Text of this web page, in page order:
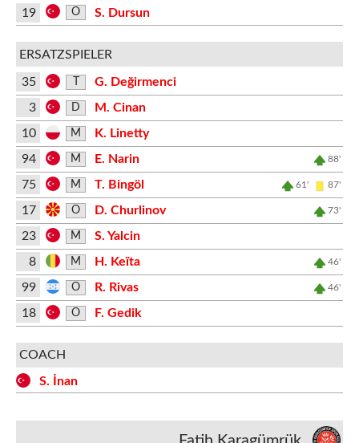
19
O S. Dursun
ERSATZSPIELER
35
G. Değirmenci
3
D
M. Cinan
10
M
K. Linetty
94
M E. Narin 88'
75 M T. Bingöl 61' 87'
17 O D. Churlinov 73'
23 M
S. Yalcin
8
M H. Keïta 46'
99 O R. Rivas 46'
18 O F. Gedik
COACH
S. İnan